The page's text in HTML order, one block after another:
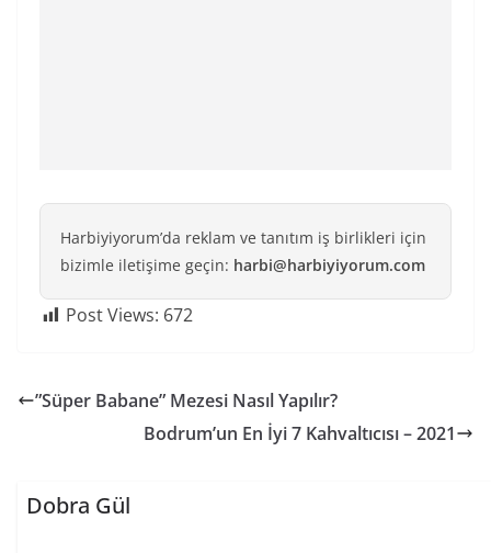
Harbiyiyorum’da reklam ve tanıtım iş birlikleri için
bizimle iletişime geçin: harbi@harbiyiyorum.com
Post Views: 672
”Süper Babane” Mezesi Nasıl Yapılır?
Bodrum’un En İyi 7 Kahvaltıcısı – 2021
Dobra Gül